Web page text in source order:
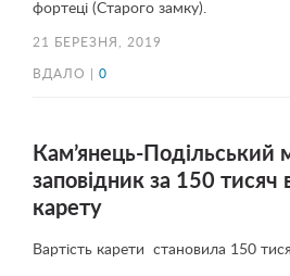
фортеці (Старого замку).
21 БЕРЕЗНЯ, 2019
ВДАЛО | 0
Кам’янець-Подільський
заповідник за 150 тисяч
карету
Вартість карети становила 150